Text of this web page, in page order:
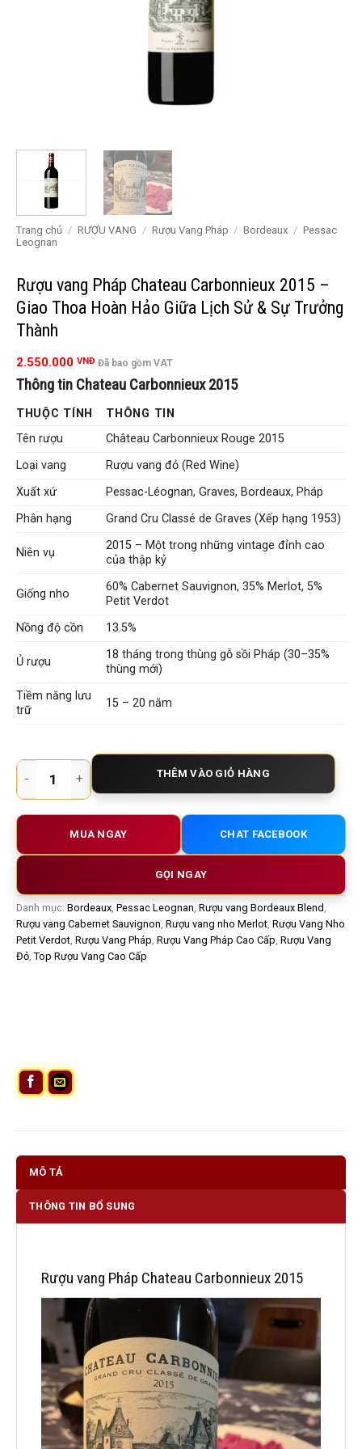
Trang chủ / RƯỢU VANG / Rượu Vang Pháp / Bordeaux / Pessac
Leognan
Rượu vang Pháp Chateau Carbonnieux 2015 –
Giao Thoa Hoàn Hảo Giữa Lịch Sử & Sự Trưởng
Thành
2.550.000 VNĐ Đã bao gồm VAT
Thông tin Chateau Carbonnieux 2015
THUỘC TÍNH
THÔNG TIN
Tên rượu
Château Carbonnieux Rouge 2015
Loại vang
Rượu vang đỏ (Red Wine)
Xuất xứ
Pessac-Léognan, Graves, Bordeaux, Pháp
Phân hạng
Grand Cru Classé de Graves (Xếp hạng 1953)
Niên vụ
2015 – Một trong những vintage đỉnh cao
của thập kỷ
Giống nho
60% Cabernet Sauvignon, 35% Merlot, 5%
Petit Verdot
Nồng độ cồn
13.5%
Ủ rượu
18 tháng trong thùng gỗ sồi Pháp (30–35%
thùng mới)
Tiềm năng lưu
trữ
15 – 20 năm
Rượu vang Pháp Chateau Carbonnieux 2015 – Giao Thoa
THÊM VÀO GIỎ HÀNG
MUA NGAY CHAT FACEBOOK
GỌI NGAY
Danh mục: Bordeaux, Pessac Leognan, Rượu vang Bordeaux Blend ,
Rượu vang Cabernet Sauvignon, Rượu vang nho Merlot, Rượu Vang Nho
Petit Verdot, Rượu Vang Pháp, Rượu Vang Pháp Cao Cấp, Rượu Vang
Đỏ, Top Rượu Vang Cao Cấp
MÔ TẢ
THÔNG TIN BỔ SUNG
Rượu vang Pháp Chateau Carbonnieux 2015